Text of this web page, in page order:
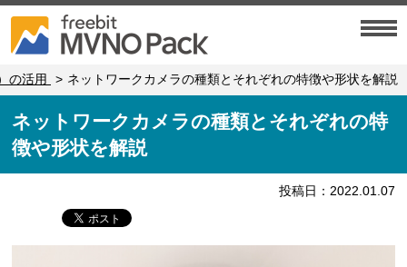
の活用 ネットワークカメラの種類とそれぞれの特徴や形状を解説
ネットワークカメラの種類とそれぞれの特
徴や形状を解説
投稿日：2022.01.07